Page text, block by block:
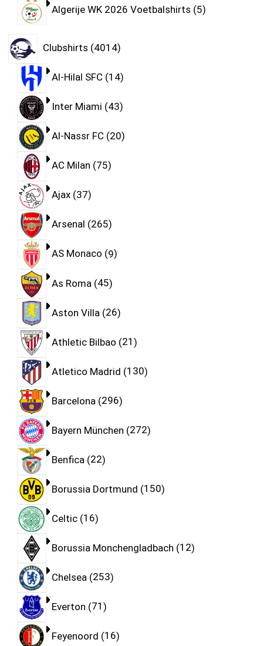
Algerije WK 2026 Voetbalshirts 5
Clubshirts 4014
Al-Hilal SFC 14
Inter Miami 43
Al-Nassr FC 20
AC Milan 75
Ajax 37
Arsenal 265
AS Monaco 9
As Roma 45
Aston Villa 26
Athletic Bilbao 21
Atletico Madrid 130
Barcelona 296
Bayern München 272
Benfica 22
Borussia Dortmund 150
Celtic 16
Borussia Monchengladbach 12
Chelsea 253
Everton 71
Feyenoord 16